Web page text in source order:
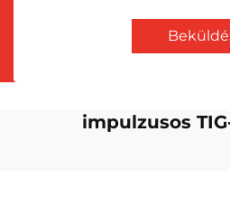
impulzusos